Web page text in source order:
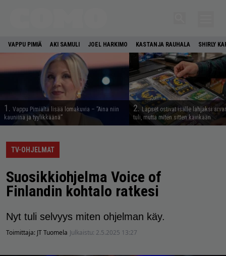
VAPPU PIMIÄ AKI SAMULI JOEL HARKIMO KASTANJA RAUHALA SHIRLY
1. Vappu Pimiältä lisää lomakuvia – ”Aina niin
kauniina ja tyylikkäänä”
2. Lapset ostivat isälle lahjaksi
tuli, mutta miten sitten kävikään
TV-OHJELMAT
Suosikkiohjelma Voice of
Finlandin kohtalo ratkesi
Nyt tuli selvyys miten ohjelman käy.
Toimittaja: JT Tuomela Julkaistu: 2.5.2025 13:27